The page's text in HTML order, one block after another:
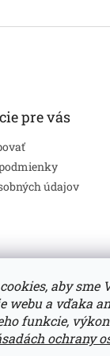
aby
webu a vďaka
funkcie,
ochrany
pre vás
údajov